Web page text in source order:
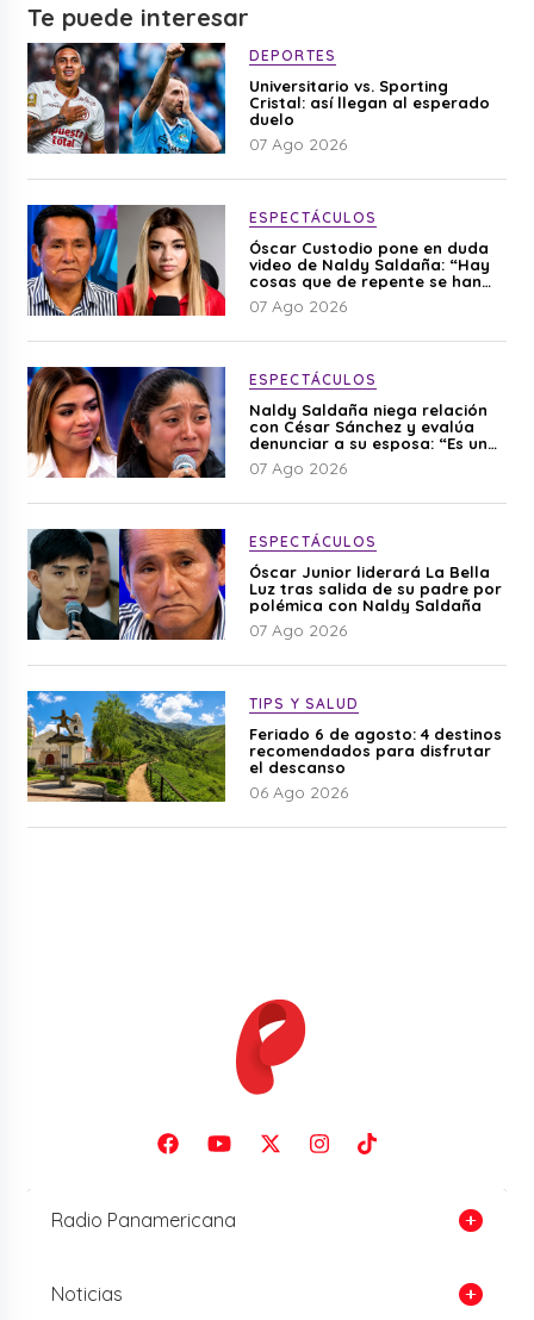
Te puede interesar
DEPORTES
Universitario vs. Sporting
Cristal: así llegan al esperado
duelo
07 Ago 2026
ESPECTÁCULOS
Óscar Custodio pone en duda
video de Naldy Saldaña: “Hay
cosas que de repente se han
editado”
07 Ago 2026
ESPECTÁCULOS
Naldy Saldaña niega relación
con César Sánchez y evalúa
denunciar a su esposa: “Es una
difamación”
07 Ago 2026
ESPECTÁCULOS
Óscar Junior liderará La Bella
Luz tras salida de su padre por
polémica con Naldy Saldaña
07 Ago 2026
TIPS Y SALUD
Feriado 6 de agosto: 4 destinos
recomendados para disfrutar
el descanso
06 Ago 2026
Radio Panamericana
Noticias